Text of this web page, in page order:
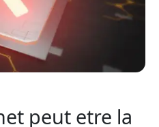
peut etre la